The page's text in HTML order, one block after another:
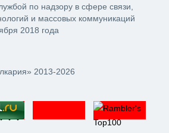
2013-2026
по надзору в сфере связи,
и массовых коммуникаций
2018 года